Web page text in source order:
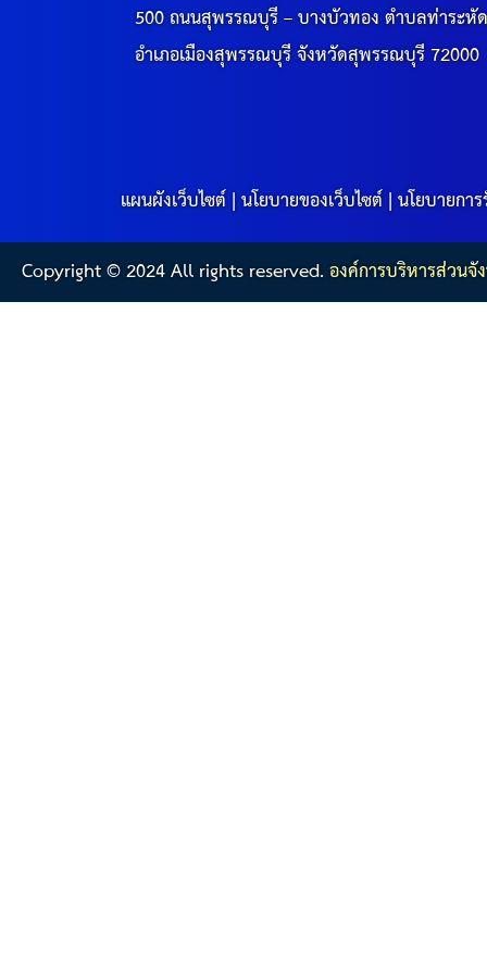
500 ถนนสุพรรณบุรี – บางบัวทอง ตำบลท่าระหั
อำเภอเมืองสุพรรณบุรี จังหวัดสุพรรณบุรี 72000
แผนผังเว็บไซต์|นโยบายของเว็บไซต์|นโยบายกา
Copyright © 2024 All rights reserved.องค์การบริหารส่วน